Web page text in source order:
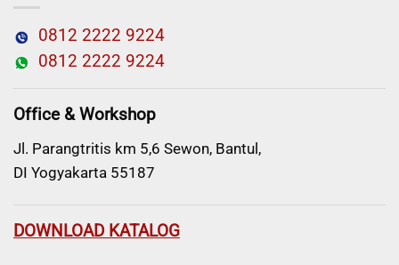
0812 2222 9224
0812 2222 9224
Office & Workshop
Jl. Parangtritis km 5,6 Sewon, Bantul,
DI Yogyakarta 55187
DOWNLOAD KATALOG